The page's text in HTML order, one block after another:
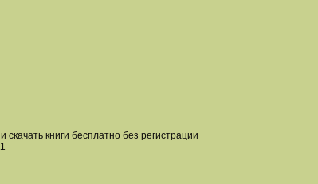
книги бесплатно без регистрации